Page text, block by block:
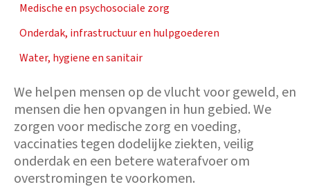
Medische en psychosociale zorg
Onderdak, infrastructuur en hulpgoederen
Water, hygiene en sanitair
We helpen mensen op de vlucht voor geweld, en
mensen die hen opvangen in hun gebied. We
zorgen voor medische zorg en voeding,
vaccinaties tegen dodelijke ziekten, veilig
onderdak en een betere waterafvoer om
overstromingen te voorkomen.